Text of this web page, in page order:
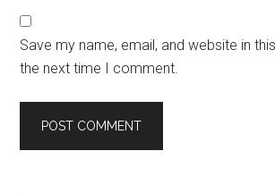
Save my name, email, and website in
the next time I comment.